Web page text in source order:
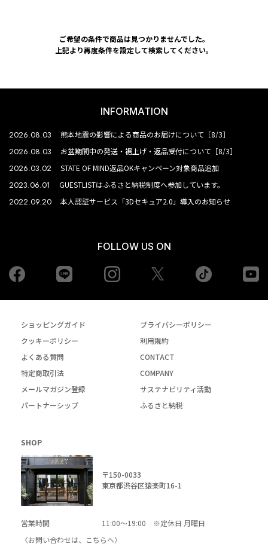
ご希望の条件で商品は見つかりませんでした。
上記より再度条件を設定して検索してください。
INFORMATION
2026.08.03 熊本地震の影響による商品のお届けについて［8/3］
2026.08.03 お盆期間中の発送・裾上げ・返品受付について［8/3］
2026.03.02 STATE OF MIND返品OKキャンペーン対象商品追加
2023.06.01 GUESTLISTはふるさと納税制度へ参加しています。
2022.09.20 本人認証サービス「3Dセキュア2.0」導入のお知らせ
FOLLOW US ON
Facebook Instagram tiktok
ショッピングガイド
プライバシーポリシー
クッキーポリシー
利用規約
よくある質問
CONTACT
特定商取引法
COMPANY
メールマガジン登録
サステナビリティ活動
パートナーシップ
ふるさと納税
SHOP
〒150-0033
東京都渋谷区猿楽町16-1
営業時間
11:00～19:00 ※定休日 月曜日
〈お問い合わせは、
こちらへ〉